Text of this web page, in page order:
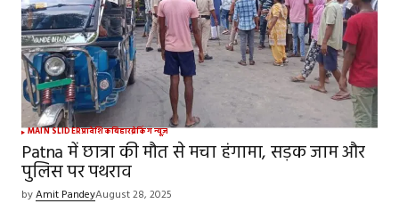
MAIN SLIDERप्रादेशिकबिहारब्रेकिंग न्यूज़
Patna में छात्रा की मौत से मचा हंगामा, सड़क जाम और
पुलिस पर पथराव
byAmit PandeyAugust 28, 2025